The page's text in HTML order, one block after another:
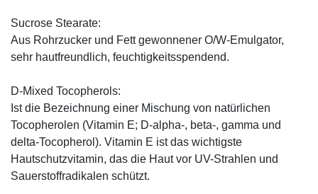
Sucrose Stearate:
Aus Rohrzucker und Fett gewonnener O/W-Emulgator,
sehr hautfreundlich, feuchtigkeitsspendend.
D-Mixed Tocopherols:
Ist die Bezeichnung einer Mischung von natürlichen
Tocopherolen (Vitamin E; D-alpha-, beta-, gamma und
delta-Tocopherol). Vitamin E ist das wichtigste
Hautschutzvitamin, das die Haut vor UV-Strahlen und
Sauerstoffradikalen schützt.